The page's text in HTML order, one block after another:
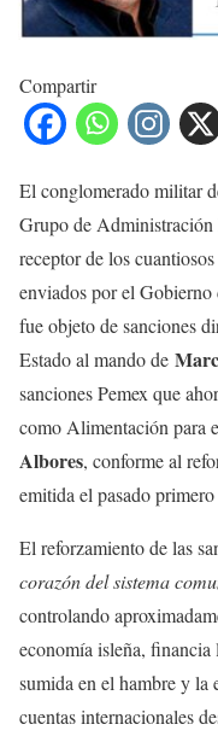
Compartir
El conglomerado militar
Grupo de
receptor de los
enviados por el
fue objeto de sanciones
Estado al mando de
sanciones Pemex que
como Alimentación para
Albores, conforme al
emitida el pasado
El reforzamiento de las
corazón del sistema
controlando
economía isleña,
sumida en el hambre y la
cuentas internacionales